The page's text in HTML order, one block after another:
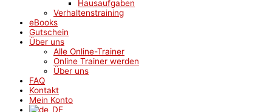
Hausaufgaben
Verhaltenstraining
eBooks
Gutschein
Über uns
Alle Online-Trainer
Online Trainer werden
Über uns
FAQ
Kontakt
Mein Konto